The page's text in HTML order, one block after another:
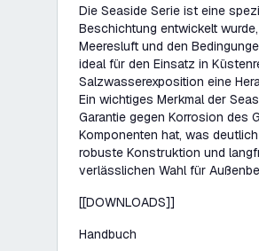
Die Seaside Serie ist eine
Beschichtung entwickelt
Meeresluft und den
ideal für den Einsatz in
Salzwasserexposition eine
Ein wichtiges Merkmal der
Garantie gegen Korrosion des
Komponenten hat, was
robuste Konstruktion und
verlässlichen Wahl für
[[DOWNLOADS]]
Handbuch